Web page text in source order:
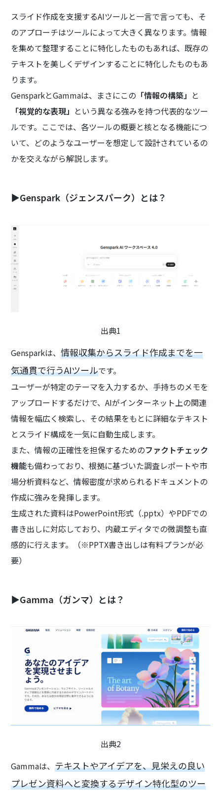
スライド作成を支援するAIツールと一言で言っても、そ
のアプローチはツールによって大きく異なります。情報
を集めて整理することに特化したものもあれば、既存の
テキストを美しくデザインすることに特化したものもあ
ります。
GensparkとGammaは、まさにこの 「情報の構築」 と
「視覚的な表現」 という異なる強みを持つ代表的なツー
ルです。ここでは、各ツールの概要と核となる機能につ
いて、どのようなユーザーを想定して設計されているの
かを交えながら解説します。
▶Genspark（ジェンスパーク）とは？
出典1
Gensparkは、情報収集からスライド作成までを一
気通貫で行うAIツールです。
ユーザーが特定のテーマを入力するか、手持ちのメモを
アップロードするだけで、AIがインターネット上の関連
情報を幅広く検索し、その結果をもとに詳細なテキスト
とスライド構成を一気に自動生成します。
また、情報の正確性を担保するためのファクトチェック
機能も備わっており、根拠に基づいた調査レポートや市
場分析資料など、情報密度が求められるドキュメントの
作成に強みを発揮します。
生成された資料はPowerPoint形式（.pptx）やPDFでの
書き出しに対応しており、内蔵エディタでの微調整も直
感的に行えます。（※PPTX書き出しは有料プランが必
要）
▶Gamma（ガンマ）とは？
出典2
Gammaは、テキストやアイデアを、見栄えの良い
プレゼン資料へと変換するデザイン特化型のツー